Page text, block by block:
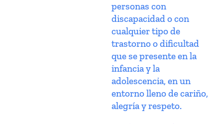
personas con
discapacidad o con
cualquier tipo de
trastorno o dificultad
que se presente en la
infancia y la
adolescencia, en un
entorno lleno de cariño,
alegría y respeto.